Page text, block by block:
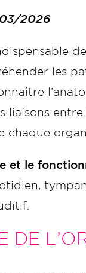
2026
les
liaisons
chaque
et le
DE